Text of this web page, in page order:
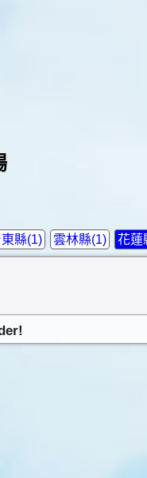
縣(1) 雲林縣(1) 花蓮